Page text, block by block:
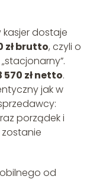
dostaje
zł brutto, czyli o
570 zł netto.
jak w
porządek i
od